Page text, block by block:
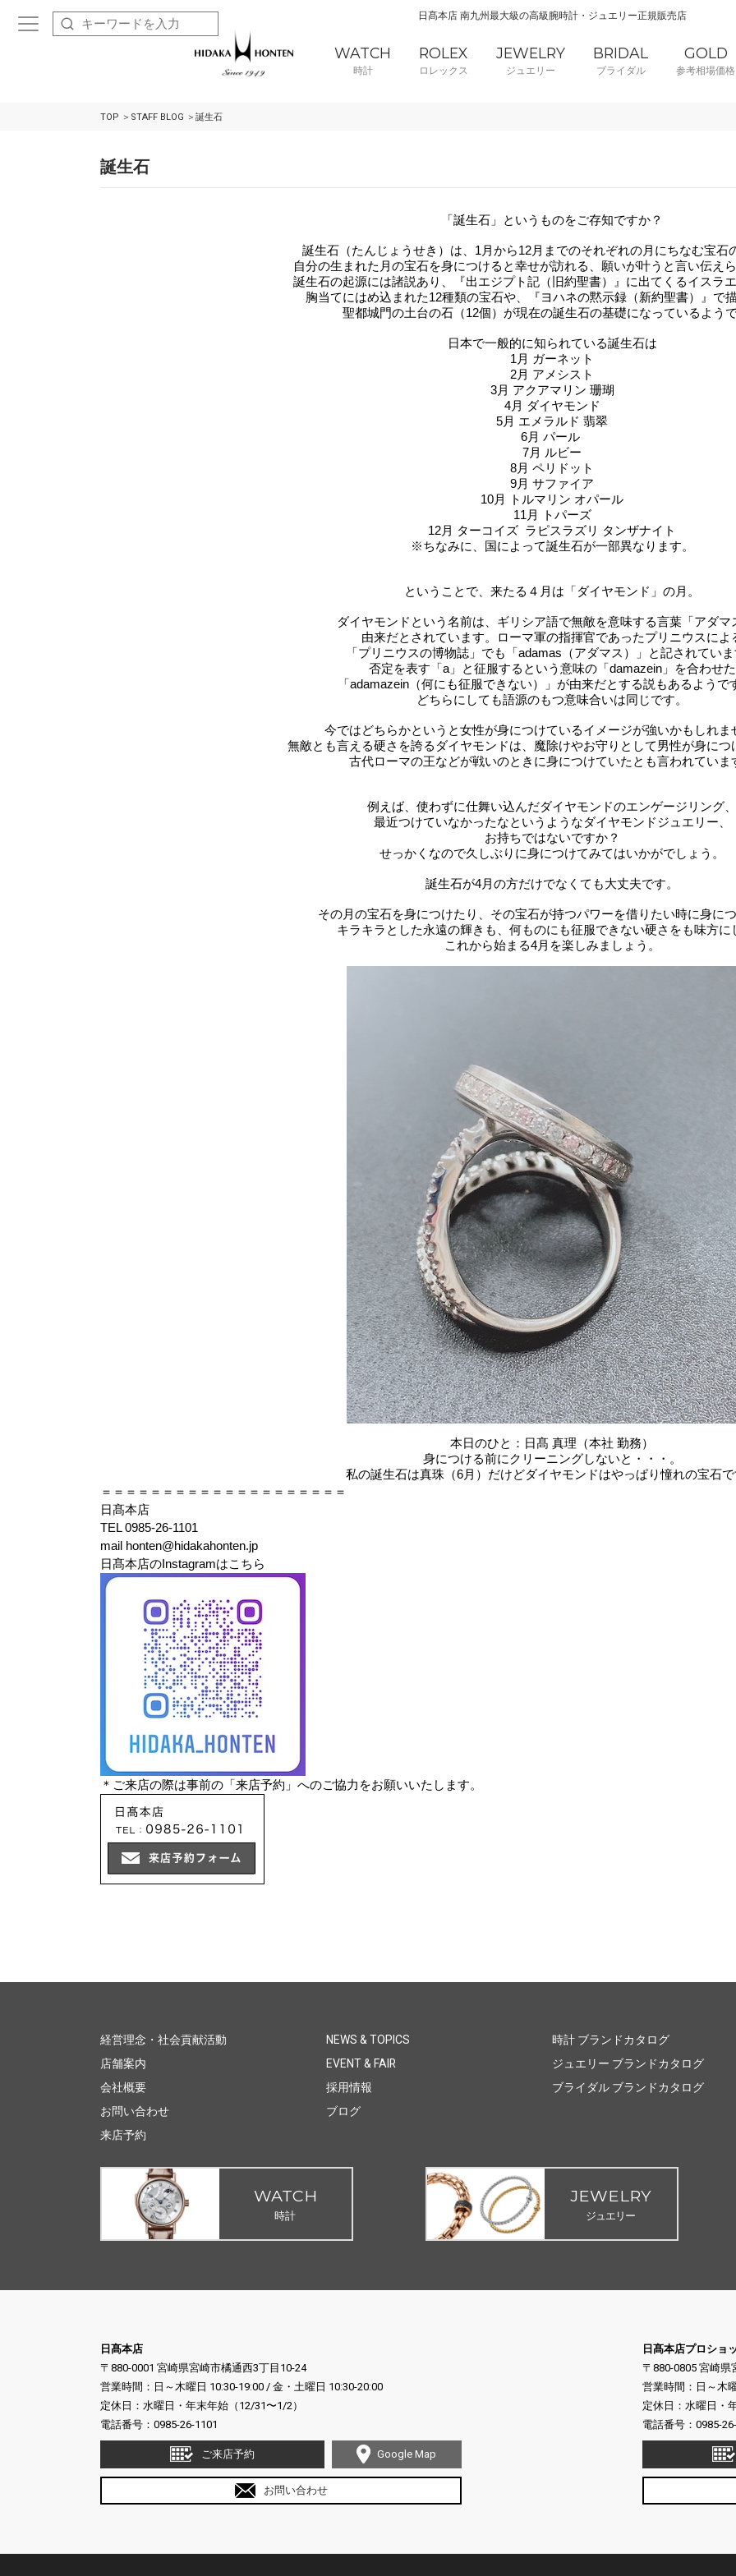
日髙本店 南九州最大級の高級腕時計・ジュエリー正規販売店
WATCH
時計
ROLEX
ロレックス
JEWELRY
ジュエリー
BRIDAL
ブライダル
GOLD
参考相場価格
TOP STAFF BLOG 誕生石
誕生石
「誕生石」というものをご存知ですか？
誕生石（たんじょうせき）は、1月から12月までのそれぞれの月にちなむ宝石
自分の生まれた月の宝石を身につけると幸せが訪れる、願いが叶うと言い伝え
誕生石の起源には諸説あり、『出エジプト記（旧約聖書）』に出てくるイスラ
胸当てにはめ込まれた12種類の宝石や、『ヨハネの黙示録（新約聖書）』で
聖都城門の土台の石（12個）が現在の誕生石の基礎になっているよう
日本で一般的に知られている誕生石は
1月 ガーネット
2月 アメシスト
3月 アクアマリン 珊瑚
4月 ダイヤモンド
5月 エメラルド 翡翠
6月 パール
7月 ルビー
8月 ペリドット
9月 サファイア
10月 トルマリン オパール
11月 トパーズ
12月 ターコイズ ラピスラズリ タンザナイト
※ちなみに、国によって誕生石が一部異なります。
ということで、来たる４月は「ダイヤモンド」の月。
ダイヤモンドという名前は、ギリシア語で無敵を意味する言葉「アダマ
由来だとされています。ローマ軍の指揮官であったプリニウスによ
「プリニウスの博物誌」でも「adamas（アダマス）」と記されてい
否定を表す「a」と征服するという意味の「damazein」を合わせた
「adamazein（何にも征服できない）」が由来だとする説もあるようで
どちらにしても語源のもつ意味合いは同じです。
今ではどちらかというと女性が身につけているイメージが強いかもしれま
無敵とも言える硬さを誇るダイヤモンドは、魔除けやお守りとして男性が身につ
古代ローマの王などが戦いのときに身につけていたとも言われていま
例えば、使わずに仕舞い込んだダイヤモンドのエンゲージリング、
最近つけていなかったなというようなダイヤモンドジュエリー、
お持ちではないですか？
せっかくなので久しぶりに身につけてみてはいかがでしょう。
誕生石が4月の方だけでなくても大丈夫です。
その月の宝石を身につけたり、その宝石が持つパワーを借りたい時に身に
キラキラとした永遠の輝きも、何ものにも征服できない硬さをも味方に
これから始まる4月を楽しみましょう。
本日のひと：日髙 真理（本社 勤務）
身につける前にクリーニングしないと・・・。
私の誕生石は真珠（6月）だけどダイヤモンドはやっぱり憧れの宝石
＝＝＝＝＝＝＝＝＝＝＝＝＝＝＝＝＝＝＝＝
日髙本店
TEL 0985-26-1101
mail honten@hidakahonten.jp
日髙本店のInstagramはこちら
＊ご来店の際は事前の「来店予約」へのご協力をお願いいたします。
経営理念・社会貢献活動
店舗案内
会社概要
お問い合わせ
来店予約
NEWS & TOPICS
EVENT & FAIR
採用情報
ブログ
時計 ブランドカタログ
ジュエリー ブランドカタログ
ブライダル ブランドカタログ
WATCH
時計
JEWELRY
ジュエリー
日髙本店
〒880-0001 宮崎県宮崎市橘通西3丁目10-24
営業時間：日～木曜日 10:30-19:00 / 金・土曜日 10:30-20:00
定休日：水曜日・年末年始（12/31〜1/2）
電話番号： 0985-26-1101
ご来店予約 Google Map
お問い合わせ
日髙本店プロショ
〒880-0805 宮崎県
営業時間：日～木
定休日：水曜日・
電話番号： 0985-